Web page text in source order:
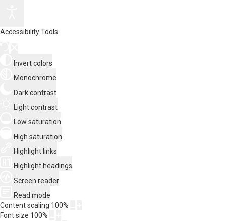
Accessibility Tools
Invert colors
Monochrome
Dark contrast
Light contrast
Low saturation
High saturation
Highlight links
Highlight headings
Screen reader
Read mode
Content scaling 100%
Font size 100%